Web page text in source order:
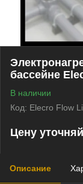
бассейне
В наличии
Код: Elecro Flow
Цену
Описание